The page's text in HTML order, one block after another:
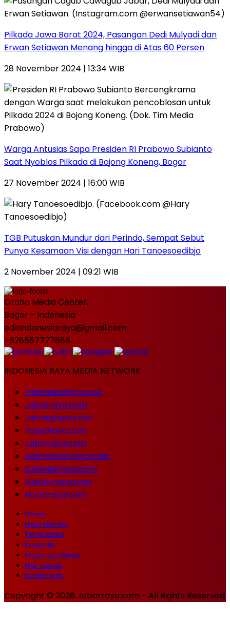
Pilkada Jawa Barat 2024, Pasangan Dedi Mulyadi dan
Erwan Setiawan Menang hingga di Atas 60 Persen
28 November 2024 | 13:34 WIB
Warga Antusias Sapa Presiden RI Prabowo Subianto
Saat Nyoblos Pilkada di Bojong Koneng, Bogor
27 November 2024 | 16:00 WIB
TGB Putuskan Mundur dari Perindo, Sempat Sebut
Punya Kesamaan Visi dengan Hari Tanoesoedibjo
2 November 2024 | 09:21 WIB
Graha Media Center,
Bogor - Indonesia
editindonesiaraya@gmail.com
+628557777888
INDONESIA RAYA MEDIA NETWORK
Indonesiaraya.co.id
Jabarraya.com
Jatengraya.com
Yogyaraya.com
Jatimraya.com
Kalimantanraya.com
Sulawesiraya.com
Malukuraya.com
Nusraraya.com
Home
Histori Media
Tim Redaksi
Kode Etik
Pedoman Media
Hak Jawab
Kontak Ikan
Copyright © 2026 Jabarraya.com - All Rights Reserved